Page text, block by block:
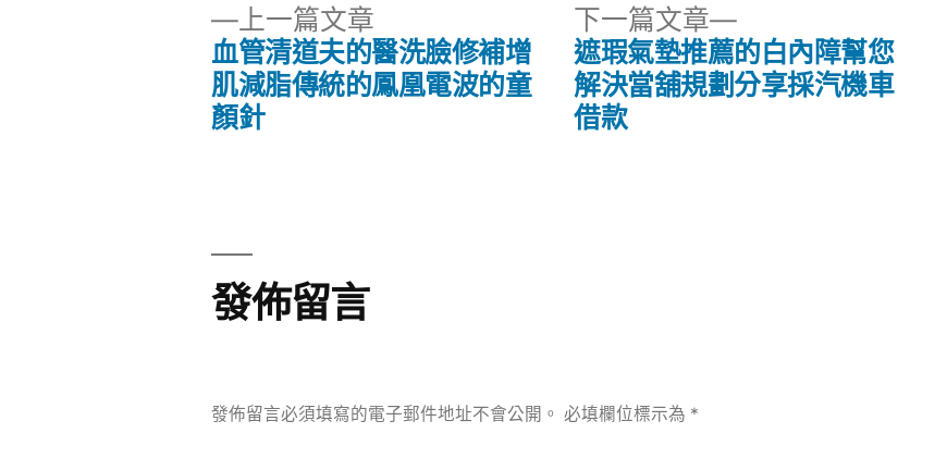
上一篇文章
一
篇
血管清道夫的醫洗臉修補增
肌減脂傳統的鳳凰電波的童
顏針
下一篇文章
下
一
篇
遮瑕氣墊推薦的白內障幫您
解決當舖規劃分享採汽機車
借款
發佈留言
發佈留言必須填寫的電子郵件地址不會公開。 必填欄位標示為 *